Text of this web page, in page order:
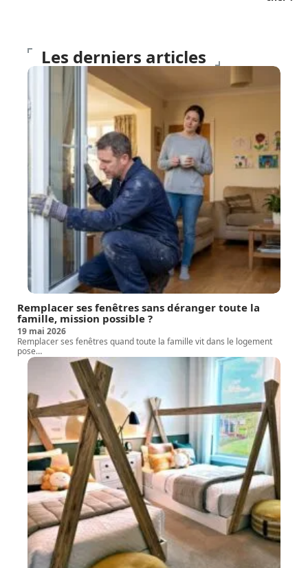
Les derniers articles
Remplacer ses fenêtres sans déranger toute la
famille, mission possible ?
19 mai 2026
Remplacer ses fenêtres quand toute la famille vit dans le logement
pose…